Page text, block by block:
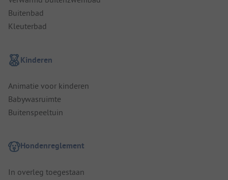
Buitenbad
Kleuterbad
Kinderen
Animatie voor kinderen
Babywasruimte
Buitenspeeltuin
Hondenreglement
In overleg toegestaan